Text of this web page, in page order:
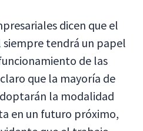
dicen que el
tendrá un papel
de las
que la mayoría de
la modalidad
en un futuro próximo,